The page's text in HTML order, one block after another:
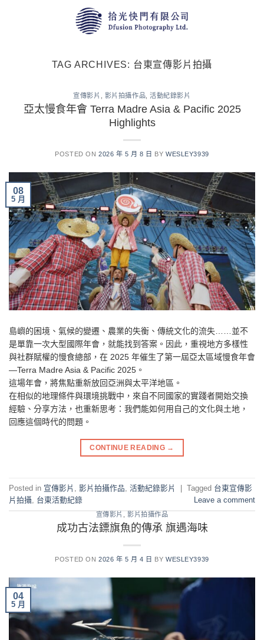
TAG ARCHIVES: 台東宣傳影片拍攝
宣傳影片 影片拍攝作品 ,活動紀錄影片
亞太慢食年會 Terra Madre Asia & Pacific 2025
Highlights
POSTED ON 2026 年 5 月 8 日 BYWESLEY3939
08
5 月
島嶼的困境、氣候的變遷、農業的失衡、傳統文化的流失……並不
是單靠一次大型國際年會，就能找到答案。因此，重視地方多樣性
與社群賦權的慢食總部，在 2025 年催生了第一屆亞太區域慢食年會
—Terra Madre Asia & Pacific 2025。
這場年會，將焦點重新放回亞洲與太平洋地區。
在相似的地理條件與環境挑戰中，來自不同國家的實踐者開始交換
經驗、分享方法，也重新思考：我們能如何用自己的文化與土地，
回應這個時代的問題。
CONTINUE READING →
Posted in 宣傳影片 影片拍攝作品 活動紀錄影片 Tagged 台東宣傳影
片拍攝 台東活動紀錄 Leave a comment
宣傳影片 , 影片拍攝作品
成功古法鏢旗魚的傳承 旗遇海味
POSTED ON 2026 年 5 月 4 日 BYWESLEY3939
04
5 月